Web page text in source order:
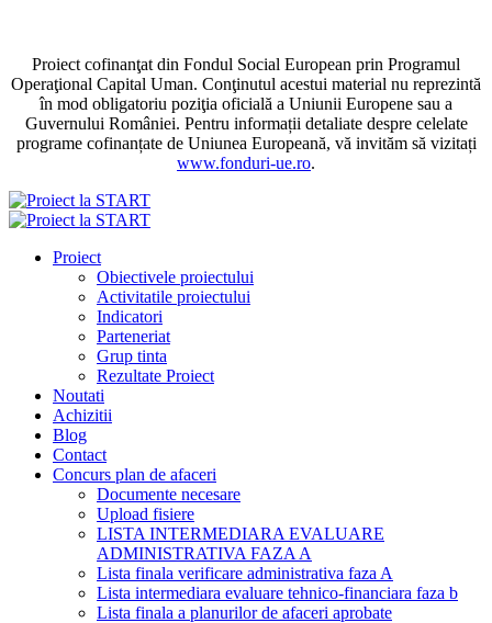
Proiect cofinanţat din Fondul Social European prin Programul
Operaţional Capital Uman. Conţinutul acestui material nu reprezintă
în mod obligatoriu poziţia oficială a Uniunii Europene sau a
Guvernului României. Pentru informații detaliate despre celelate
programe cofinanțate de Uniunea Europeană, vă invităm să vizitați
www.fonduri-ue.ro.
Proiect
Obiectivele proiectului
Activitatile proiectului
Indicatori
Parteneriat
Grup tinta
Rezultate Proiect
Noutati
Achizitii
Blog
Contact
Concurs plan de afaceri
Documente necesare
Upload fisiere
LISTA INTERMEDIARA EVALUARE
ADMINISTRATIVA FAZA A
Lista finala verificare administrativa faza A
Lista intermediara evaluare tehnico-financiara faza b
Lista finala a planurilor de afaceri aprobate